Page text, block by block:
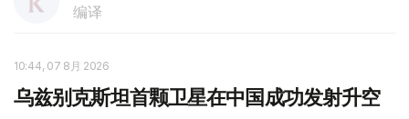
编译
10:44, 07 8月 2026
乌兹别克斯坦首颗卫星在中国成功发射升空